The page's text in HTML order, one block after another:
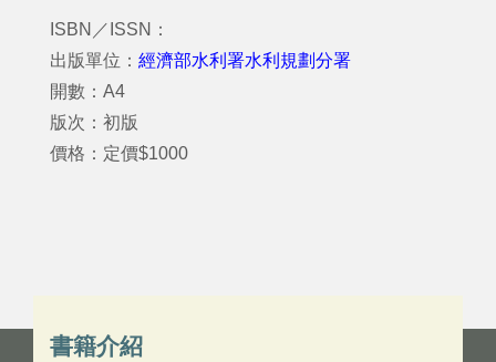
ISBN／ISSN：
出版單位： 經濟部水利署水利規劃分署
開數：A4
版次：初版
價格：定價$1000
書籍介紹